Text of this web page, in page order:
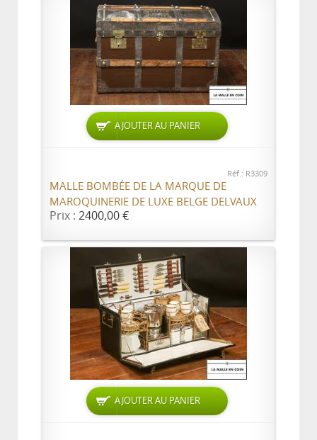
AJOUTER AU PANIER
Réf.: R3309
MALLE BOMBÉE DE LA MARQUE DE
MAROQUINERIE DE LUXE BELGE DELVAUX
Prix : 2400,00 €
AJOUTER AU PANIER